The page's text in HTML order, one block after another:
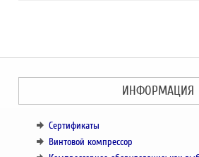
ИНФОРМАЦИЯ
Сертификаты
Винтовой компрессор